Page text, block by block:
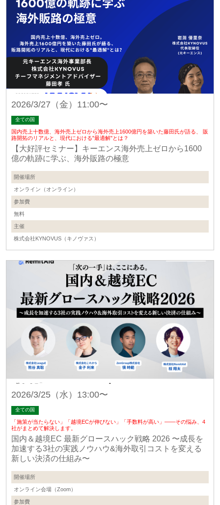
2026/3/27（金）11:00〜
全ての国
国内売上十数億、海外売上ゼロから海外売上1600億円を築いた藤田氏が語る、 販
路開拓のリアルと、現代における"最適解"とは？
【大好評セミナー】キーエンス海外売上ゼロから1600
億の軌跡に学ぶ、海外販路の極意
開催場所
オンライン（オンライン）
参加費
無料
主催
株式会社KYNOVUS（キノヴァス）
2026/3/25（水）13:00〜
全ての国
「施策が当たらない」「越境ECが伸びない」「手数料が高い」——その悩み、4
社がまとめて解決します。
国内＆越境EC 最新グロースハック戦略 2026 〜成長を
加速する3社の実践ノウハウ&海外取引コストを変える
新しい決済の仕組み〜
開催場所
オンライン会場（Zoom）
参加費